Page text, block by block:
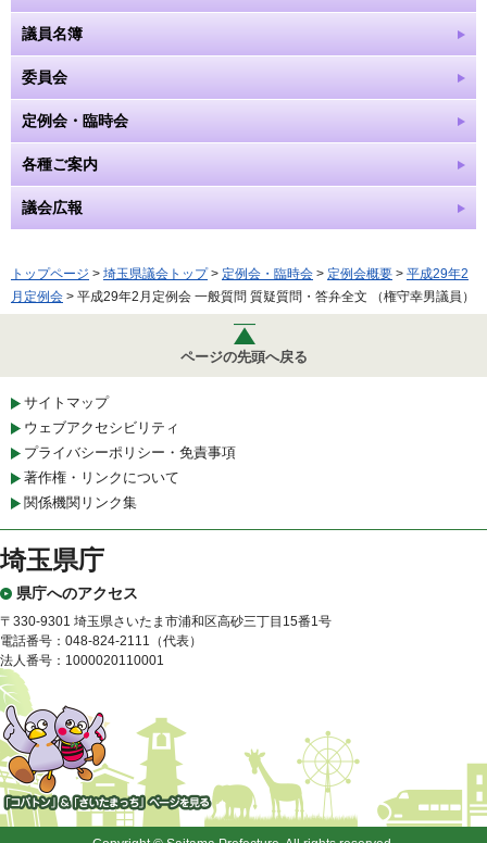
議員名簿
委員会
定例会・臨時会
各種ご案内
議会広報
トップページ > 埼玉県議会トップ> 定例会・臨時会 > 定例会概要 > 平成29年2
月定例会 > 平成29年2月定例会 一般質問 質疑質問・答弁全文 （権守幸男議員）
ページの先頭へ戻る
サイトマップ
ウェブアクセシビリティ
プライバシーポリシー・免責事項
著作権・リンクについて
関係機関リンク集
埼玉県庁
県庁へのアクセス
〒330-9301 埼玉県さいたま市浦和区高砂三丁目15番1号
電話番号：048-824-2111（代表）
法人番号：1000020110001
「コバトン」&「さいたまっ